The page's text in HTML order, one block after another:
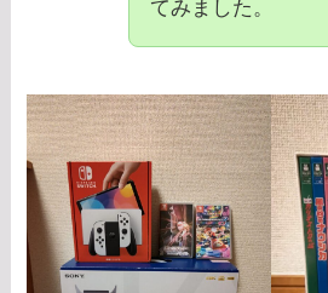
てみました。